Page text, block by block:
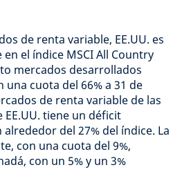
de renta variable, EE.UU. es
el índice MSCI All Country
mercados desarrollados
cuota del 66% a 31 de
de renta variable de las
tiene un déficit
del 27% del índice. La
con una cuota del 9%,
con un 5% y un 3%